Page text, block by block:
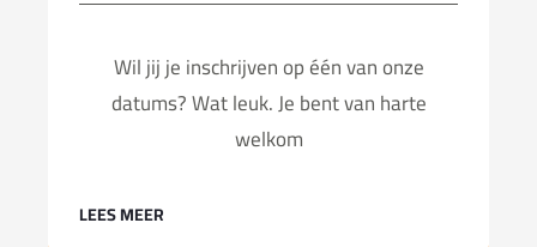
Wil jij je inschrijven op één van onze
datums? Wat leuk. Je bent van harte
welkom
LEES MEER